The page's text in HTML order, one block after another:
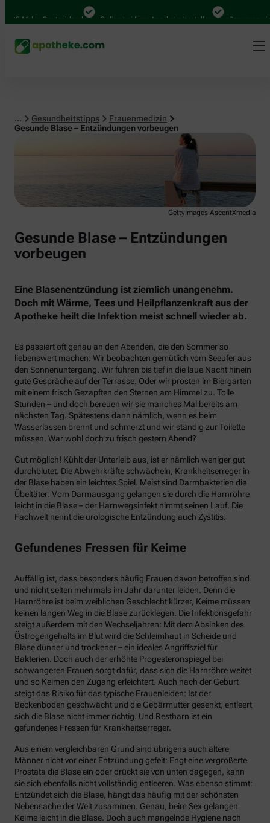
Mal in Deutschland Online bei Ihrer Apotheke bestellen Bequem
... Gesundheitstipps
Frauenmedizin
Gesunde Blase – Entzündungen vorbeugen
Frauenmedizin
GettyImages AscentXmedia
Gesunde Blase – Entzündungen
vorbeugen
Eine Blasenentzündung ist ziemlich unangenehm.
Doch mit Wärme, Tees und Heilpflanzenkraft aus der
Apotheke heilt die Infektion meist schnell wieder ab.
Es passiert oft genau an den Abenden, die den Sommer so
liebenswert machen: Wir beobachten gemütlich vom Seeufer aus
den Sonnenuntergang. Wir führen bis tief in die laue Nacht hinein
gute Gespräche auf der Terrasse. Oder wir prosten im Biergarten
mit einem frisch Gezapften den Sternen am Himmel zu. Tolle
Stunden – und doch bereuen wir sie manches Mal bereits am
nächsten Tag. Spätestens dann nämlich, wenn es beim
Wasserlassen brennt und schmerzt und wir ständig zur Toilette
müssen. War wohl doch zu frisch gestern Abend?
Gut möglich! Kühlt der Unterleib aus, ist er nämlich weniger gut
durchblutet. Die Abwehrkräfte schwächeln, Krankheitserreger in
der Blase haben ein leichtes Spiel. Meist sind Darmbakterien die
Übeltäter: Vom Darmausgang gelangen sie durch die Harnröhre
leicht in die Blase – der Harnwegsinfekt nimmt seinen Lauf. Die
Fachwelt nennt die urologische Entzündung auch Zystitis.
Gefundenes Fressen für Keime
Auffällig ist, dass besonders häufig Frauen davon betroffen sind
und nicht selten mehrmals im Jahr darunter leiden. Denn die
Harnröhre ist beim weiblichen Geschlecht kürzer, Keime müssen
keinen langen Weg in die Blase zurücklegen. Die Infektionsgefahr
steigt außerdem mit den Wechseljahren: Mit dem Absinken des
Östrogengehalts im Blut wird die Schleimhaut in Scheide und
Blase dünner und trockener – ein ideales Angriffsziel für
Bakterien. Doch auch der erhöhte Progesteronspiegel bei
schwangeren Frauen sorgt dafür, dass sich die Harnröhre weitet
und so Keimen den Zugang erleichtert. Auch nach der Geburt
steigt das Risiko für das typische Frauenleiden: Ist der
Beckenboden geschwächt und die Gebärmutter gesenkt, entleert
sich die Blase nicht immer richtig. Und Restharn ist ein
gefundenes Fressen für Krankheitserreger.
Aus einem vergleichbaren Grund sind übrigens auch ältere
Männer nicht vor einer Entzündung gefeit: Engt eine vergrößerte
Prostata die Blase ein oder drückt sie von unten dagegen, kann
sie sich ebenfalls nicht vollständig entleeren. Was ebenso stimmt:
Entzündet sich die Blase, hängt das häufig mit der schönsten
Nebensache der Welt zusammen. Genau, beim Sex gelangen
Keime leicht in die Blase. Doch auch mangelnde Hygiene nach